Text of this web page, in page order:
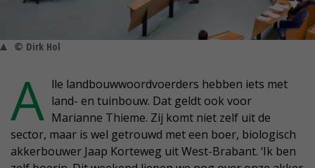
© Dirk Hol
A lle landbouwwoordvoerders hebben iets met
land- en tuinbouw. Dat geldt ook voor
Marianne Thieme. Zij komt niet zelf uit de
sector, maar is wel getrouwd met een boer, biologisch
akkerbouwer Jaap Korteweg uit West-Brabant. ‘Ik ben